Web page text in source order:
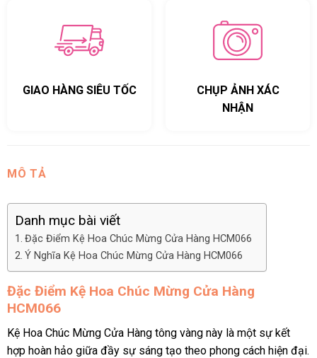
GIAO HÀNG SIÊU TỐC
CHỤP ẢNH XÁC
NHẬN
MÔ TẢ
Danh mục bài viết
Đặc Điểm Kệ Hoa Chúc Mừng Cửa Hàng HCM066
Ý Nghĩa Kệ Hoa Chúc Mừng Cửa Hàng HCM066
Đặc Điểm Kệ Hoa Chúc Mừng Cửa Hàng
HCM066
Kệ Hoa Chúc Mừng Cửa Hàng tông vàng này là một sự kết
hợp hoàn hảo giữa đầy sự sáng tạo theo phong cách hiện đại.